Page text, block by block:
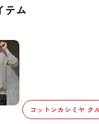
テム
コットンカシミヤ ク